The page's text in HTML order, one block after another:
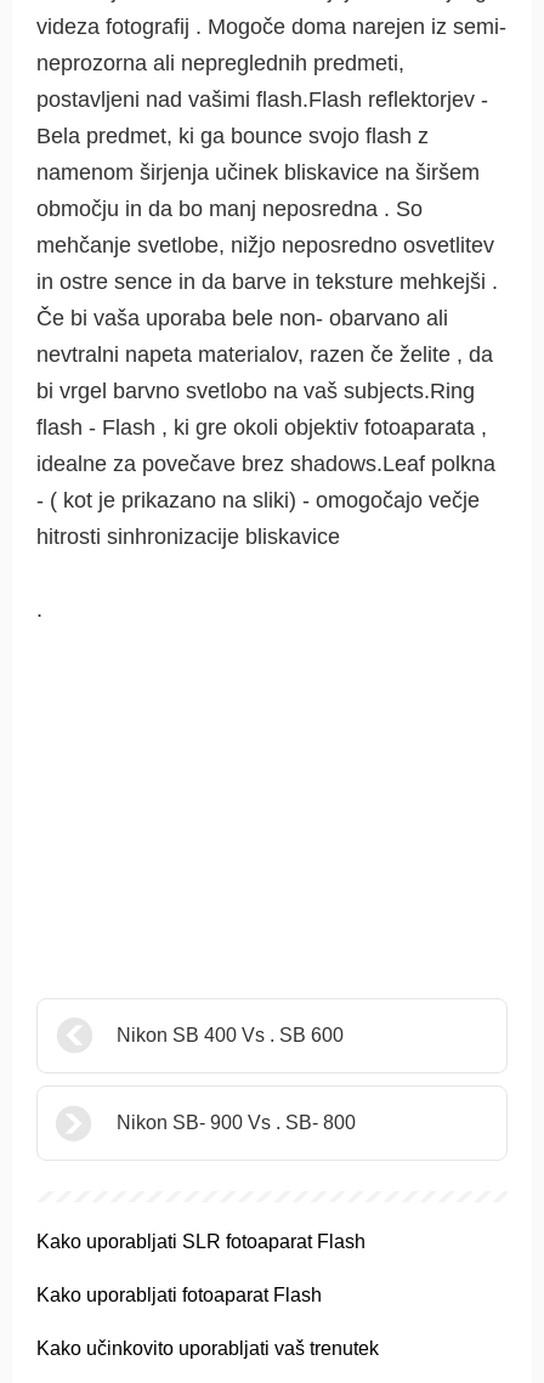
videza fotografij . Mogoče doma narejen iz semi-
neprozorna ali nepreglednih predmeti,
postavljeni nad vašimi flash.Flash reflektorjev -
Bela predmet, ki ga bounce svojo flash z
namenom širjenja učinek bliskavice na širšem
območju in da bo manj neposredna . So
mehčanje svetlobe, nižjo neposredno osvetlitev
in ostre sence in da barve in teksture mehkejši .
Če bi vaša uporaba bele non- obarvano ali
nevtralni napeta materialov, razen če želite , da
bi vrgel barvno svetlobo na vaš subjects.Ring
flash - Flash , ki gre okoli objektiv fotoaparata ,
idealne za povečave brez shadows.Leaf polkna
- ( kot je prikazano na sliki) - omogočajo večje
hitrosti sinhronizacije bliskavice
.
Nikon SB 400 Vs . SB 600
Nikon SB- 900 Vs . SB- 800
Kako uporabljati SLR fotoaparat Flash
Kako uporabljati fotoaparat Flash
Kako učinkovito uporabljati vaš trenutek